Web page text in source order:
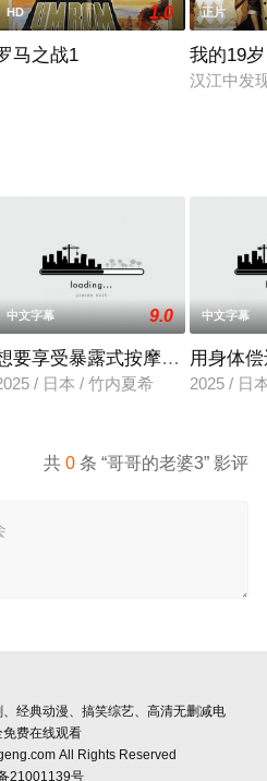
提名小说，讲述一对陷入困境的
HD 1.0
马之战1
正片
我的19岁
汉江中发
兴奋
中文字幕 9.0
要享受暴露式按摩的已婚女子
/ 日本 / 竹内夏希
中文字幕
用身体
2025 / 日
共0 条 “哥哥的老婆3” 影评
经典动漫、搞笑综艺、高清无删减电
免费在线观看
All Rights Reserved
21001139号